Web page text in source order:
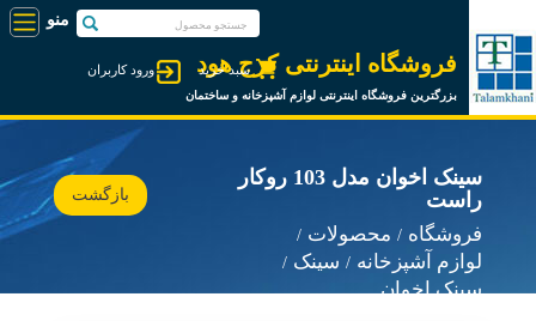
فروشگاه اینترنتی کرج هود
بزرگترین فروشگاه اینترنتی لوازم آشپزخانه و ساختمان
ورود کاربران سبد خرید
سینک اخوان مدل 103 روکار
راست
فروشگاه
محصولات
لوازم آشپزخانه
سینک
سینک اخوان
بازگشت